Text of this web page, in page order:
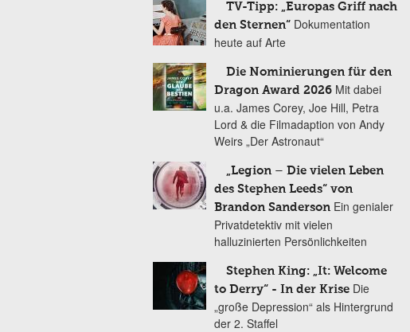
TV-Tipp: „Europas Griff nach
den Sternen“ Dokumentation
heute auf Arte
Die Nominierungen für den
Dragon Award 2026 Mit dabei
u.a. James Corey, Joe Hill, Petra
Lord & die Filmadaption von Andy
Weirs „Der Astronaut“
„Legion – Die vielen Leben
des Stephen Leeds“ von
Brandon Sanderson Ein genialer
Privatdetektiv mit vielen
halluzinierten Persönlichkeiten
Stephen King: „It: Welcome
to Derry“ - In der Krise Die
„große Depression“ als Hintergrund
der 2. Staffel